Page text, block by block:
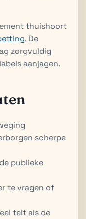
thuishoort
. De
zorgvuldig
aanjagen.
scherpe
publieke
te vragen of
telt als de